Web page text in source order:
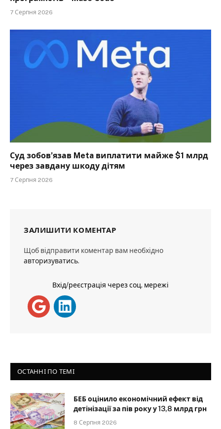
7 Серпня 2026
Суд зобов’язав Meta виплатити майже $1 млрд
через завдану шкоду дітям
7 Серпня 2026
ЗАЛИШИТИ КОМЕНТАР
Щоб відправити коментар вам необхідно
авторизуватись.
Вхід/реєстрація через соц. мережі
ОСТАННІ ПО ТЕМІ
БЕБ оцінило економічний ефект від
детінізації за пів року у 13,8 млрд грн
8 Серпня 2026